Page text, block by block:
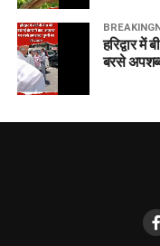
हरिद्वार
बरसे